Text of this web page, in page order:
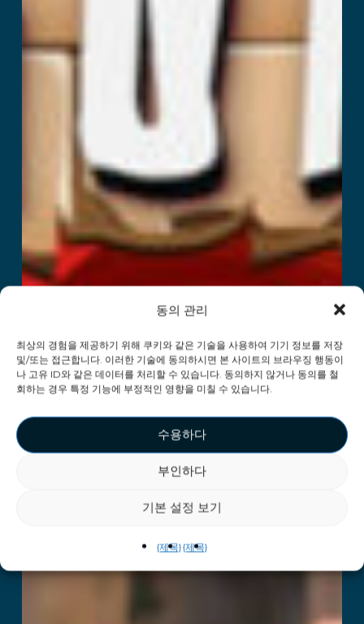
동의 관리
최상의 경험을 제공하기 위해 쿠키와 같은 기술을 사용하여 기기 정보를 저장
및/또는 접근합니다. 이러한 기술에 동의하시면 본 사이트의 브라우징 행동이
나 고유 ID와 같은 데이터를 처리할 수 있습니다. 동의하지 않거나 동의를 철
회하는 경우 특정 기능에 부정적인 영향을 미칠 수 있습니다.
수용하다
부인하다
기본 설정 보기
{제목}{제목}